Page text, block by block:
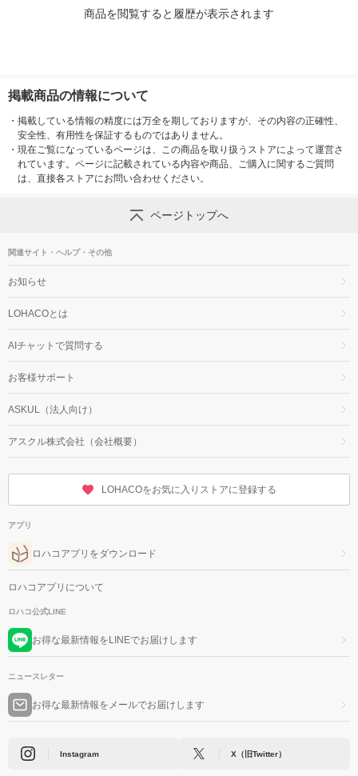
商品を閲覧すると履歴が表示されます
掲載商品の情報について
・ 掲載している情報の精度には万全を期しておりますが、その内容の正確性、
安全性、有用性を保証するものではありません。
・ 現在ご覧になっているページは、この商品を取り扱うストアによって運営さ
れています。ページに記載されている内容や商品、ご購入に関するご質問
は、直接各ストアにお問い合わせください。
ページトップへ
関連サイト・ヘルプ・その他
お知らせ
LOHACOとは
AIチャットで質問する
お客様サポート
ASKUL（法人向け）
アスクル株式会社（会社概要）
LOHACOをお気に入りストアに登録する
アプリ
ロハコアプリをダウンロード
ロハコアプリについて
ロハコ公式LINE
お得な最新情報をLINEでお届けします
ニュースレター
お得な最新情報をメールでお届けします
Instagram X（旧Twitter）